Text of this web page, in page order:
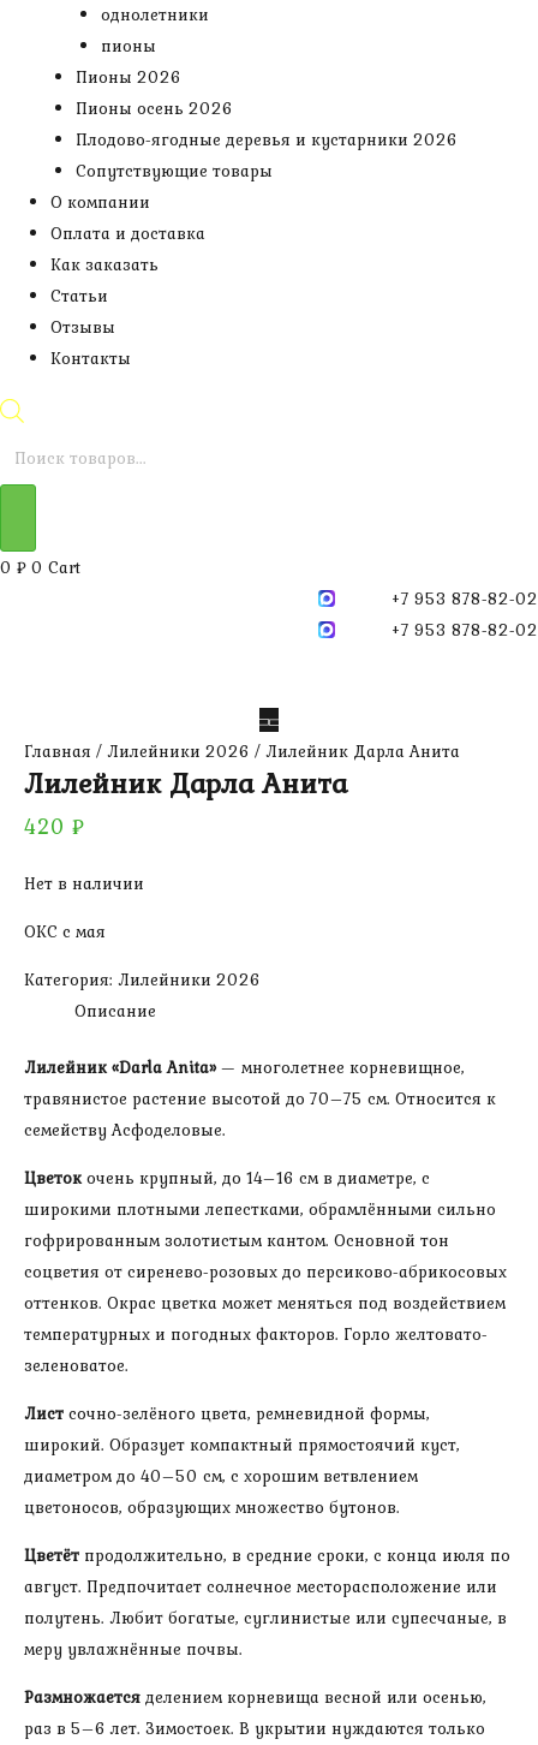
однолетники
пионы
Пионы 2026
Пионы осень 2026
Плодово-ягодные деревья и кустарники 2026
Сопутствующие товары
О компании
Оплата и доставка
Как заказать
Статьи
Отзывы
Контакты
Поиск
0 ₽ 0 Cart
+7 953 878-82-02
+7 953 878-82-02
Главная / Лилейники 2026 / Лилейник Дарла Анита
Лилейник Дарла Анита
420 ₽
Нет в наличии
ОКС с мая
Категория: Лилейники 2026
Описание
Лилейник «Darla Anita»— многолетнее корневищное,
травянистое растение высотой до 70–75 см. Относится к
семейству Асфоделовые.
Цветокочень крупный, до 14–16 см в диаметре, с
широкими плотными лепестками, обрамлёнными сильно
гофрированным золотистым кантом. Основной тон
соцветия от сиренево-розовых до персиково-абрикосовых
оттенков. Окрас цветка может меняться под воздействием
температурных и погодных факторов. Горло желтовато-
зеленоватое.
Лист сочно-зелёного цвета, ремневидной формы,
широкий. Образует компактный прямостоячий куст,
диаметром до 40–50 см, с хорошим ветвлением
цветоносов, образующих множество бутонов.
Цветёт продолжительно, в средние сроки, с конца июля по
август. Предпочитает солнечное месторасположение или
полутень. Любит богатые, суглинистые или супесчаные, в
меру увлажнённые почвы.
Размножается делением корневища весной или осенью,
раз в 5–6 лет. Зимостоек. В укрытии нуждаются только